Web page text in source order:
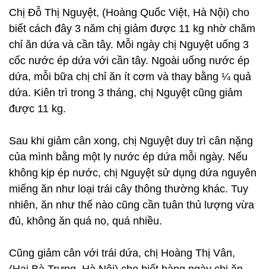
Chị Đỗ Thị Nguyệt, (Hoàng Quốc Việt, Hà Nội) cho
biết cách đây 3 năm chị giảm được 11 kg nhờ chăm
chỉ ăn dứa và cần tây. Mỗi ngày chị Nguyệt uống 3
cốc nước ép dứa với cần tây. Ngoài uống nước ép
dứa, mỗi bữa chị chỉ ăn ít cơm và thay bằng ¼ quả
dứa. Kiên trì trong 3 tháng, chị Nguyệt cũng giảm
được 11 kg.
Sau khi giảm cân xong, chị Nguyệt duy trì cân nặng
của mình bằng một ly nước ép dứa mỗi ngày. Nếu
không kịp ép nước, chị Nguyệt sử dụng dứa nguyên
miếng ăn như loại trái cây thông thường khác. Tuy
nhiên, ăn như thế nào cũng cần tuân thủ lượng vừa
đủ, không ăn quá no, quá nhiều.
Cũng giảm cân với trái dứa, chị Hoàng Thị Vân,